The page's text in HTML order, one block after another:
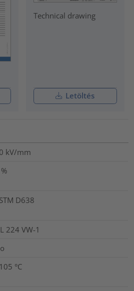
Technical drawing
Letöltés
kV/mm
%
D638
224 VW-1
°C